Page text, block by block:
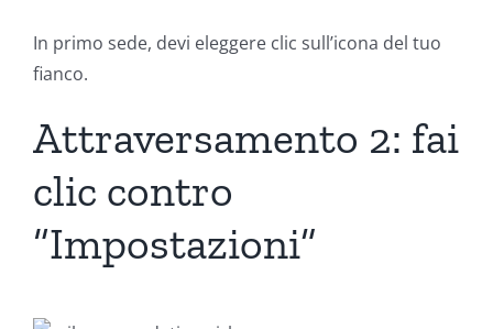
In primo sede, devi eleggere clic sull’icona del tuo
fianco.
Attraversamento 2: fai
clic contro
“Impostazioni”